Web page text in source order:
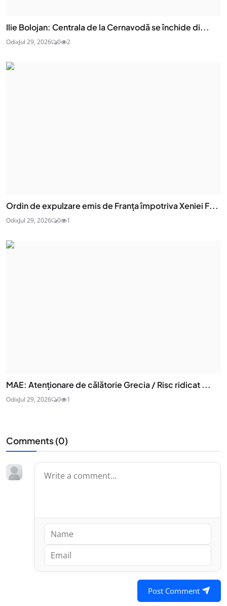
Ilie Bolojan: Centrala de la Cernavodă se închide di...
OdixJul 29, 2026 0 2
Ordin de expulzare emis de Franța împotriva Xeniei F...
OdixJul 29, 2026 0 1
MAE: Atenţionare de călătorie Grecia / Risc ridicat ...
OdixJul 29, 2026 0 1
Comments (0)
Post Comment